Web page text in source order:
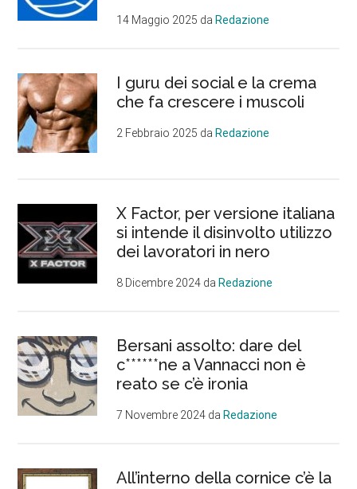
14 Maggio 2025 daRedazione
I guru dei social e la crema
che fa crescere i muscoli
2 Febbraio 2025 daRedazione
X Factor, per versione italiana
si intende il disinvolto utilizzo
dei lavoratori in nero
8 Dicembre 2024 daRedazione
Bersani assolto: dare del
c******ne a Vannacci non è
reato se c’è ironia
7 Novembre 2024 daRedazione
All’interno della cornice c’è la